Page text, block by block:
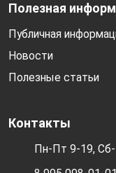
Полезная
Публичная
Новости
Полезные статьи
Контакты
Пн-Пт 9-19,